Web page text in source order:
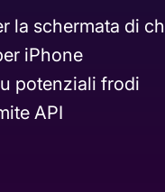
la schermata di
iPhone
potenziali frodi
API